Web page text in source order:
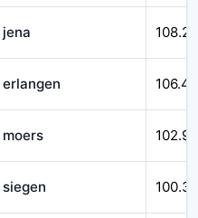
jena
erlangen
moers
siegen